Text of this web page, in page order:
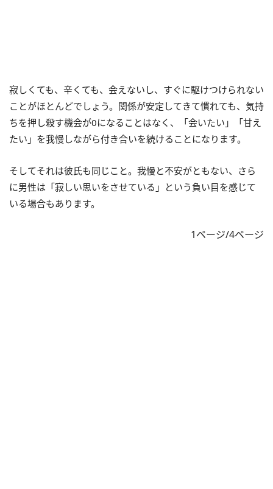
寂しくても、辛くても、会えないし、すぐに駆けつけられない
ことがほとんどでしょう。関係が安定してきて慣れても、気持
ちを押し殺す機会が0になることはなく、「会いたい」「甘え
たい」を我慢しながら付き合いを続けることになります。
そしてそれは彼氏も同じこと。我慢と不安がともない、さら
に男性は「寂しい思いをさせている」という負い目を感じて
いる場合もあります。
1ページ/4ページ